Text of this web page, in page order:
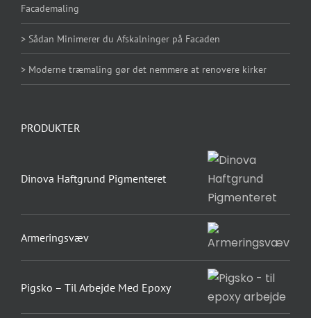
Facademaling
> Sådan Minimerer du Afskalninger på Facaden
> Moderne træmaling gør det nemmere at renovere kirker
PRODUKTER
Dinova Haftgrund Pigmenteret
Armeringsvæv
Pigsko – Til Arbejde Med Epoxy